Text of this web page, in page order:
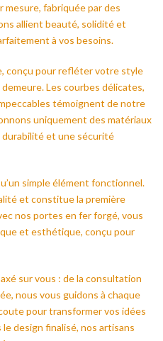
mesure, fabriquée par des
allient beauté, solidité et
à vos besoins.
conçu pour refléter votre style
Les courbes délicates,
témoignent de notre
uniquement des matériaux
et une sécurité
simple élément fonctionnel.
et constitue la première
nos portes en fer forgé, vous
et esthétique, conçu pour
sur vous : de la consultation
nous vous guidons à chaque
pour transformer vos idées
design finalisé, nos artisans